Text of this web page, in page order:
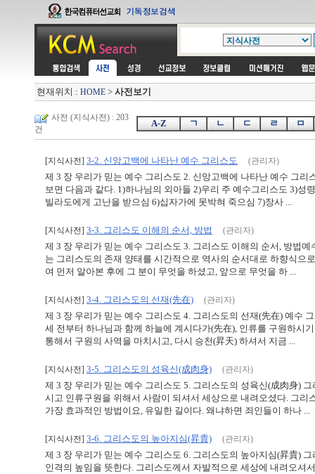
현재위치 : HOME > 사전보기
사전 (지식사전) : 203
건
A-Z ㄱ ㄴ ㄷ ㄹ ㅁ
[지식사전] 3-2. 신앙고백에 나타난 예수 그리스도 (관리자)
제 3 장 우리가 믿는 예수 그리스도 2. 신앙고백에 나타난 예수 그
보면 다음과 같다. 1)하나님의 외아들 2)우리 주 예수그리스도 3)
빌라도에게 고난을 받으심 6)십자가에 못박혀 죽으심 7)장사 ...
[지식사전] 3-3. 그리스도 이해의 순서, 방법 (관리자)
제 3 장 우리가 믿는 예수 그리스도 3. 그리스도 이해의 순서, 방법
는 그리스도의 존재 양태를 시간적으로 역사의 순서대로 하향식으
여 먼저 알아본 후에 그 분이 무엇을 하셨고, 앞으로 무엇을 하 ...
[지식사전] 3-4. 그리스도의 선재(先在) (관리자)
제 3 장 우리가 믿는 예수 그리스도 4. 그리스도의 선재(先在) 예수
세 전부터 하나님과 함께 하늘에 계시다가(先在), 인류를 구원하시
통해서 구원의 사역을 마치시고, 다시 승천(昇天) 하셔서 지금 ...
[지식사전] 3-5. 그리스도의 성육신(成肉身) (관리자)
제 3 장 우리가 믿는 예수 그리스도 5. 그리스도의 성육신(成肉身)
시고 인류구원을 위해서 사람이 되셔서 세상으로 내려오셨다. 그
가장 효과적인 방법이요, 유일한 길이다. 왜냐하면 죄인들이 하나 ...
[지식사전] 3-6. 그리스도의 높아지심(昇貴) (관리자)
제 3 장 우리가 믿는 예수 그리스도 6. 그리스도의 높아지심(昇貴)
인격의 높임을 뜻한다. 그리스도께서 자발적으로 세상에 내려오셔